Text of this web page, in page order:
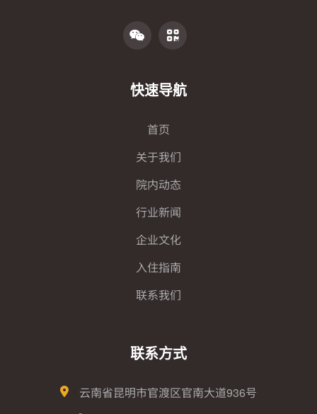
快速导航
首页
关于我们
院内动态
行业新闻
企业文化
入住指南
联系我们
联系方式
云南省昆明市官渡区官南大道936号